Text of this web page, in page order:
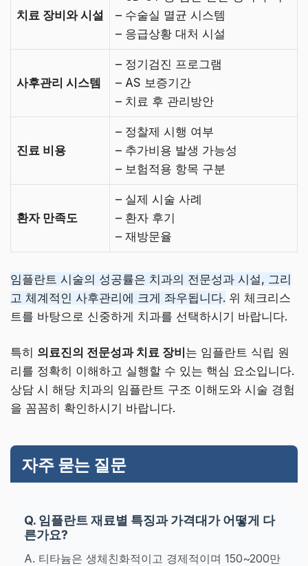
치료 장비와 시설
– 수술실 멸균 시스템
– 응급상황 대처 시설
사후관리 시스템
– 정기검진 프로그램
– AS 보증기간
– 치료 후 관리방안
진료 비용
– 정찰제 시행 여부
– 추가비용 발생 가능성
– 보험적용 항목 구분
환자 만족도
– 실제 시술 사례
– 환자 후기
– 재방문율
임플란트 시술의 성공률은 치과의 전문성과 시설, 그리
고 체계적인 사후관리에 크게 좌우됩니다. 위 체크리스
트를 바탕으로 신중하게 치과를 선택하시기 바랍니다.
특히 의료진의 전문성과 치료 장비 는 임플란트 식립 원
리를 정확히 이해하고 실행할 수 있는 핵심 요소입니다.
상담 시 해당 치과의 임플란트 구조 이해도와 시술 경험
을 꼼꼼히 확인하시기 바랍니다.
자주 묻는 질문
Q. 임플란트 재료별 특징과 가격대가 어떻게 다
른가요?
A. 티타늄은 생체친화적이고 경제적이며 150~200만